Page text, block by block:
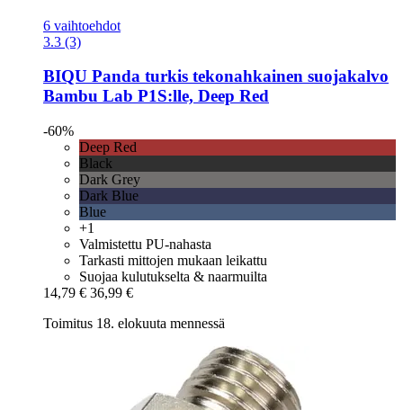
6 vaihtoehdot
3.3 (3)
BIQU Panda turkis tekonahkainen suojakalvo
Bambu Lab P1S:lle, Deep Red
-60%
Deep Red
Black
Dark Grey
Dark Blue
Blue
+1
Valmistettu PU-nahasta
Tarkasti mittojen mukaan leikattu
Suojaa kulutukselta & naarmuilta
14,79 € 36,99 €
Toimitus 18. elokuuta mennessä